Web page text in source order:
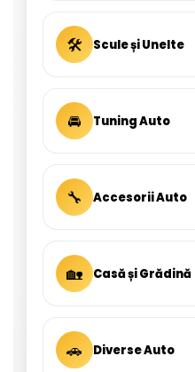
🛠 Scule și Unelte
🚘 Tuning Auto
🔧 Accesorii Auto
🏡 Casă și Grădină
🚗 Diverse Auto